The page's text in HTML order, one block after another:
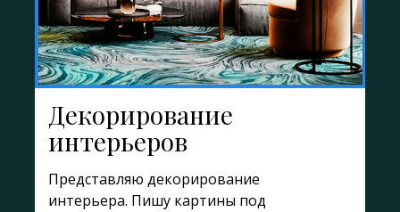
Декорирование
интерьеров
Представляю декорирование
интерьера. Пишу картины под